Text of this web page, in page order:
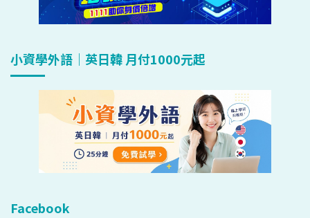
小資學外語｜英日韓 月付1000元起
Facebook